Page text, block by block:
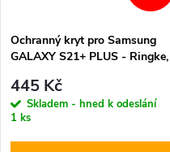
Ochranný kryt pro Samsung
GALAXY S21+ PLUS - Ringke,
445 Kč
Skladem - hned k odeslání
1 ks